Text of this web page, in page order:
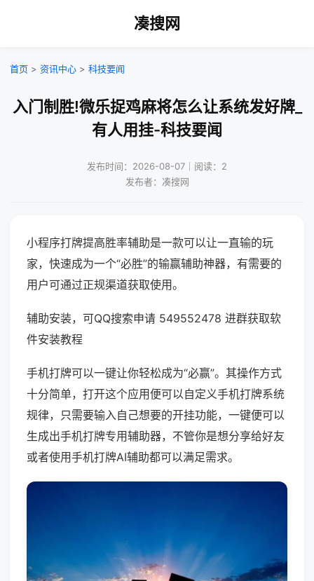
凑搜网
首页 > 资讯中心 > 科技要闻
入门制胜!微乐捉鸡麻将怎么让系统发好牌_
有人用挂-科技要闻
发布时间：2026-08-07｜阅读：2
发布者：凑搜网
小程序打牌提高胜率辅助是一款可以让一直输的玩
家，快速成为一个“必胜”的输赢辅助神器，有需要的
用户可通过正规渠道获取使用。
辅助安装，可QQ搜索申请 549552478 进群获取软
件安装教程
手机打牌可以一键让你轻松成为“必赢”。其操作方式
十分简单，打开这个应用便可以自定义手机打牌系统
规律，只需要输入自己想要的开挂功能，一键便可以
生成出手机打牌专用辅助器，不管你是想分享给好友
或者使用手机打牌AI辅助都可以满足需求。